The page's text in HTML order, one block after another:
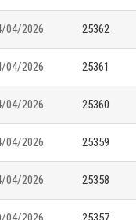
04/2026 25362
04/2026 25361
04/2026 25360
04/2026 25359
04/2026 25358